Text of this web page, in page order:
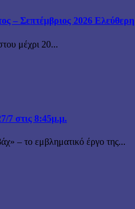
Σεπτέμβριος 2026 Ελεύθερη
μέχρι 20...
στις 8:45μ.μ.
– το εμβληματικό έργο της...